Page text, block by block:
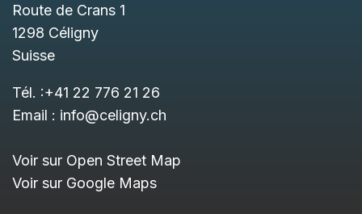
Route de Crans 1
1298 Céligny
Suisse
Tél. :+41 22 776 21 26
Email : info@celigny.ch
Voir sur Open Street Map
Voir sur Google Maps